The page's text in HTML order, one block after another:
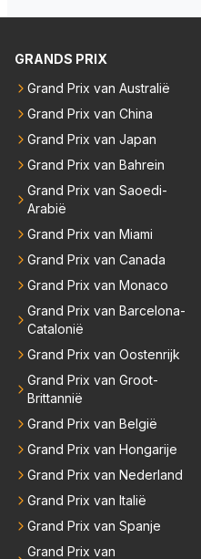
meesten van hen al sinds
anwezig waren. De
e lege plaatsen op gaan
binnen RB gewerkt en
n meer. Ook andere
zo'n mindset in een
o'n jonge leeftijd, kan ik
bben. Toen hij zijn eerste titel in Abu Dhabi won in 2
021 zei hij al direct dat hij
raag wilde. Max was
dergelijks heb ik
horen zeggen. Eigenlijk nog geen enkele andere cou
reur...
GRANDS PRIX
Grand Prix van Australië
Grand Prix van China
Grand Prix van Japan
Grand Prix van Bahrein
Grand Prix van Saoedi-
Arabië
Grand Prix van Miami
Grand Prix van Canada
Grand Prix van Monaco
Grand Prix van Barcelona-
Catalonië
Grand Prix van Oostenrijk
Grand Prix van Groot-
Brittannië
Grand Prix van België
Grand Prix van Hongarije
Grand Prix van Nederland
Grand Prix van Italië
Grand Prix van Spanje
Grand Prix van